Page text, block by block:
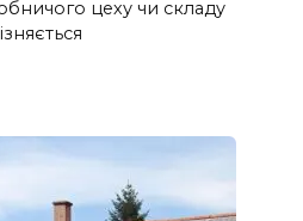
цеху чи складу